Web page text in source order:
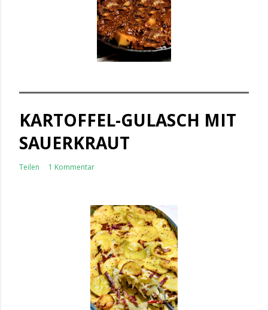
KARTOFFEL-GULASCH MIT
SAUERKRAUT
Teilen 1 Kommentar